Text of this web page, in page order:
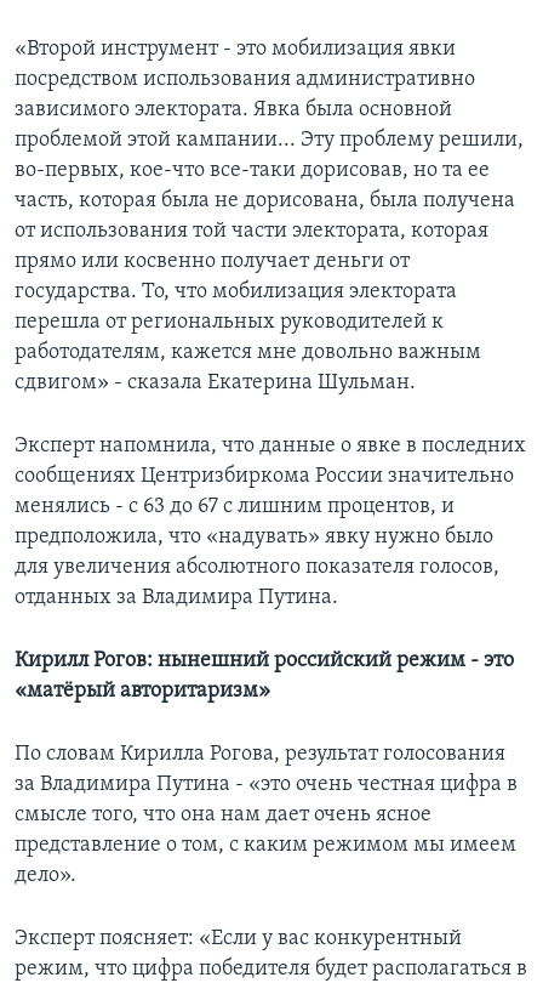
«Второй инструмент - это мобилизация явки
посредством использования административно
зависимого электората. Явка была основной
проблемой этой кампании... Эту проблему решили,
во-первых, кое-что все-таки дорисовав, но та ее
часть, которая была не дорисована, была получена
от использования той части электората, которая
прямо или косвенно получает деньги от
государства. То, что мобилизация электората
перешла от региональных руководителей к
работодателям, кажется мне довольно важным
сдвигом» - сказала Екатерина Шульман.
Эксперт напомнила, что данные о явке в последних
сообщениях Центризбиркома России значительно
менялись - с 63 до 67 с лишним процентов, и
предположила, что «надувать» явку нужно было
для увеличения абсолютного показателя голосов,
отданных за Владимира Путина.
Кирилл Рогов: нынешний российский режим - это
«матёрый авторитаризм»
По словам Кирилла Рогова, результат голосования
за Владимира Путина - «это очень честная цифра в
смысле того, что она нам дает очень ясное
представление о том, с каким режимом мы имеем
дело».
Эксперт поясняет: «Если у вас конкурентный
режим, что цифра победителя будет располагаться в